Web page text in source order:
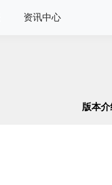
资讯中心